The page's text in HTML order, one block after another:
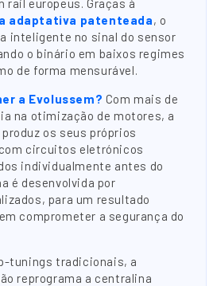
rail europeus. Graças à
adaptativa patenteada, o
inteligente no sinal do sensor
o binário em baixos regimes
de forma mensurável.
a Evolussem? Com mais de
na otimização de motores, a
os seus próprios
circuitos eletrónicos
individualmente antes do
é desenvolvida por
para um resultado
comprometer a segurança do
tunings tradicionais, a
reprograma a centralina